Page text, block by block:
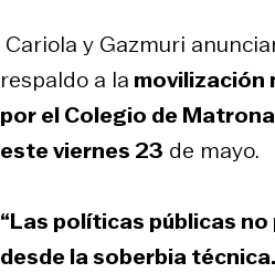
Cariola y Gazmuri
respaldo a la movilización
por el Colegio de
este viernes 23 de mayo.
“Las políticas públicas
desde la soberbia técnica.